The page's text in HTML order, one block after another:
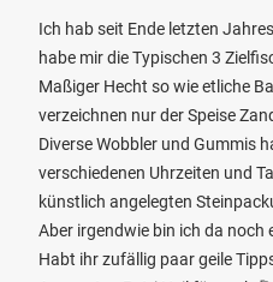
Ich hab seit Ende letzten
habe mir die Typischen 3
Maßiger Hecht so wie etliche
verzeichnen nur der Speise
Diverse Wobbler und Gummis
verschiedenen Uhrzeiten und
künstlich angelegten
Aber irgendwie bin ich da noch
Habt ihr zufällig paar geile